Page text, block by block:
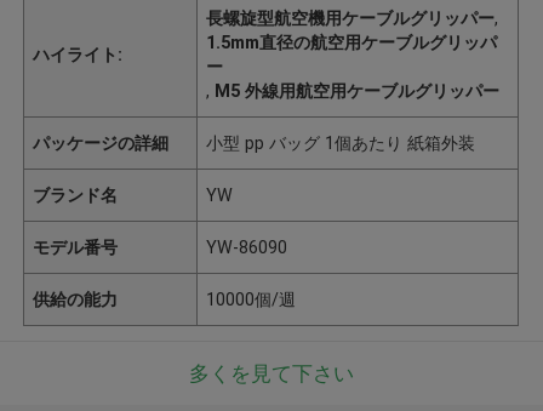
ハイライト:
長螺旋型航空機用ケーブルグリッパー,
1.5mm直径の航空用ケーブルグリッパ
ー
, M5 外線用航空用ケーブルグリッパー
パッケージの詳細 小型 pp バッグ 1個あたり 紙箱外装
ブランド名 YW
モデル番号 YW-86090
供給の能力 10000個/週
多くを見て下さい